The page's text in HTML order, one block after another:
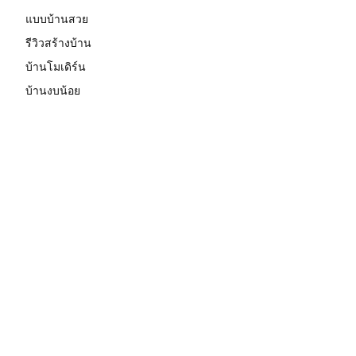
แบบบ้านสวย
รีวิวสร้างบ้าน
บ้านโมเดิร์น
บ้านงบน้อย